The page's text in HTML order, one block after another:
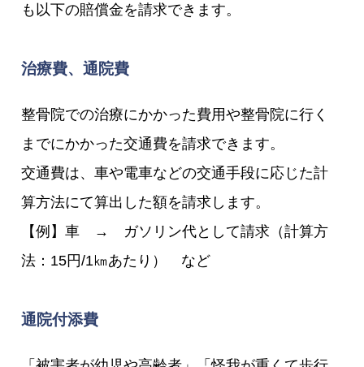
も以下の賠償金を請求できます。
治療費、通院費
整骨院での治療にかかった費用や整骨院に行く
までにかかった交通費を請求できます。
交通費は、車や電車などの交通手段に応じた計
算方法にて算出した額を請求します。
【例】車 → ガソリン代として請求（計算方
法：15円/1㎞あたり） など
通院付添費